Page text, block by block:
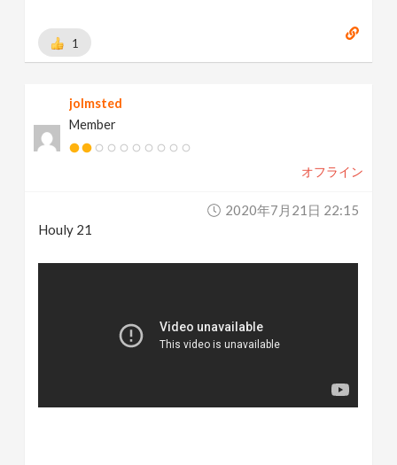
1
jolmsted
Member
オフライン
2020年7月21日 22:15
Houly 21